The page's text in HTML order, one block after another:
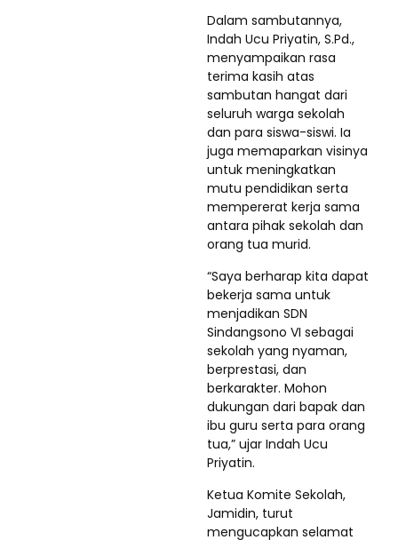
Dalam sambutannya,
Indah Ucu Priyatin, S.Pd.,
menyampaikan rasa
terima kasih atas
sambutan hangat dari
seluruh warga sekolah
dan para siswa-siswi. Ia
juga memaparkan visinya
untuk meningkatkan
mutu pendidikan serta
mempererat kerja sama
antara pihak sekolah dan
orang tua murid.
“Saya berharap kita dapat
bekerja sama untuk
menjadikan SDN
Sindangsono VI sebagai
sekolah yang nyaman,
berprestasi, dan
berkarakter. Mohon
dukungan dari bapak dan
ibu guru serta para orang
tua,” ujar Indah Ucu
Priyatin.
Ketua Komite Sekolah,
Jamidin, turut
mengucapkan selamat